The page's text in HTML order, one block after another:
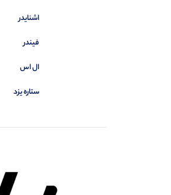
اشنایدر
فیندر
ال اس
ستاره یزد